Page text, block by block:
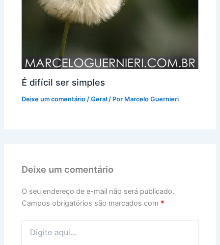
É difícil ser simples
Deixe um comentário /Geral / Por Marcelo Guernieri
Deixe um comentário
O seu endereço de e-mail não será publicado.
Campos obrigatórios são marcados com *
aqui...